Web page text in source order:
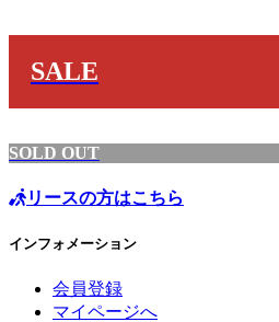
SALE
SOLD OUT
リースの方はこちら
インフォメーション
会員登録
マイページへ